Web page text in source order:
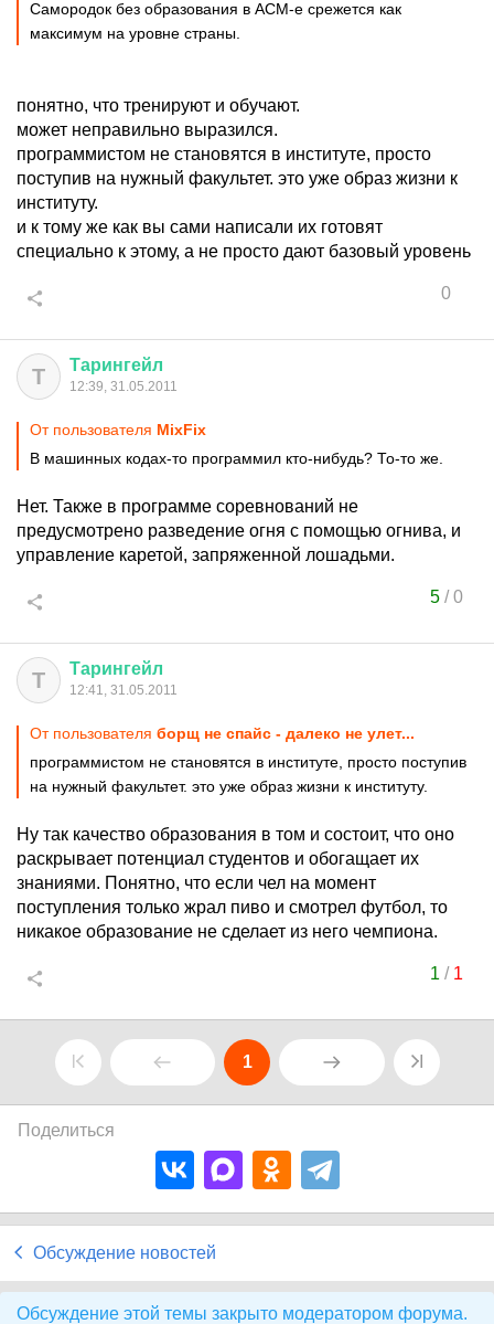
Самородок без образования в ACM-е срежется как
максимум на уровне страны.
понятно, что тренируют и обучают.
может неправильно выразился.
программистом не становятся в институте, просто
поступив на нужный факультет. это уже образ жизни к
институту.
и к тому же как вы сами написали их готовят
специально к этому, а не просто дают базовый уровень
0
Т Тарингейл
12:39, 31.05.2011
От пользователя MixFix
В машинных кодах-то программил кто-нибудь? То-то же.
Нет. Также в программе соревнований не
предусмотрено разведение огня с помощью огнива, и
управление каретой, запряженной лошадьми.
5/0
Т Тарингейл
12:41, 31.05.2011
От пользователя борщ не спайс - далеко не улет...
программистом не становятся в институте, просто поступив
на нужный факультет. это уже образ жизни к институту.
Ну так качество образования в том и состоит, что оно
раскрывает потенциал студентов и обогащает их
знаниями. Понятно, что если чел на момент
поступления только жрал пиво и смотрел футбол, то
никакое образование не сделает из него чемпиона.
1 / 1
1
Поделиться
Обсуждение новостей
Обсуждение этой темы закрыто модератором форума.